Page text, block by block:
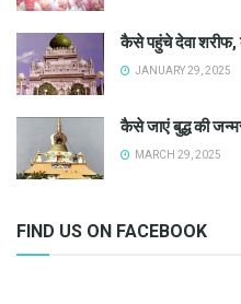
कैसे पहुंचे देवा
JANUARY 29, 2025
कैसे जाएं बुद्ध की
MARCH 29, 2025
FIND US ON FACEBOOK